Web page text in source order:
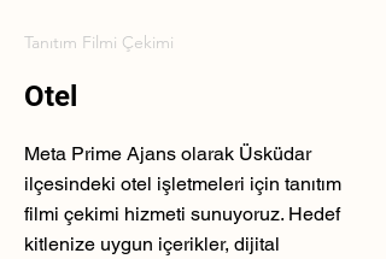
Tanıtım Filmi Çekimi
Otel
Meta Prime Ajans olarak Üsküdar
ilçesindeki otel işletmeleri için tanıtım
filmi çekimi hizmeti sunuyoruz. Hedef
kitlenize uygun içerikler, dijital